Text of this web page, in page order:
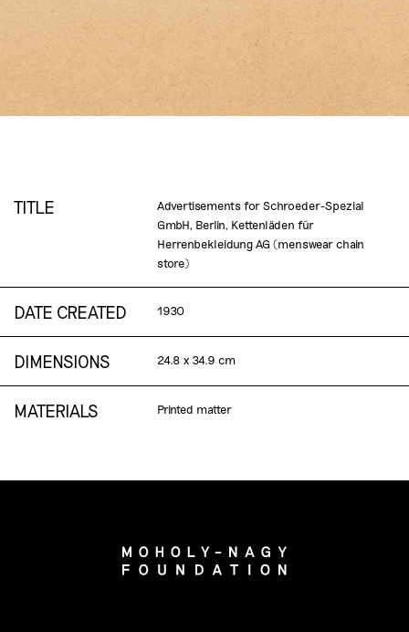
TITLE
Advertisements for Schroeder-Spezial
GmbH, Berlin, Kettenläden für
Herrenbekleidung AG (menswear chain
store)
DATE CREATED 1930
DIMENSIONS 24.8 x 34.9 cm
MATERIALS Printed matter